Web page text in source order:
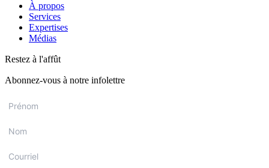
À propos
Services
Expertises
Médias
Restez à l'affût
Abonnez-vous à notre infolettre